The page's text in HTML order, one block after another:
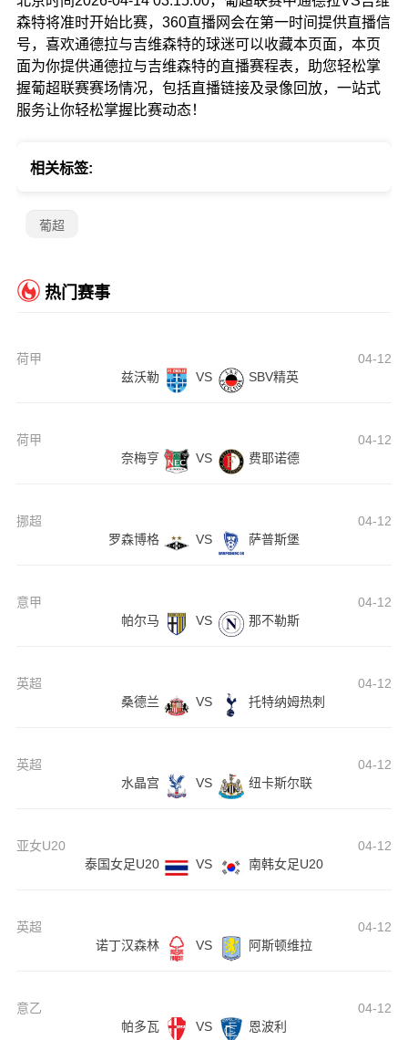
森特将准时开始比赛，360直播网会在第一时间提供直播信
号，喜欢通德拉与吉维森特的球迷可以收藏本页面，本页
面为你提供通德拉与吉维森特的直播赛程表，助您轻松掌
握葡超联赛赛场情况，包括直播链接及录像回放，一站式
服务让你轻松掌握比赛动态！
相关标签:
葡超
热门赛事
荷甲
04-12
兹沃勒
VS SBV精英
荷甲
04-12
奈梅亨
VS 费耶诺德
挪超
04-12
罗森博格
VS 萨普斯堡
意甲
04-12
帕尔马
VS 那不勒斯
英超
04-12
桑德兰
VS 托特纳姆热刺
英超
04-12
水晶宫
VS 纽卡斯尔联
亚女U20
04-12
泰国女足U20
VS 南韩女足U20
英超
04-12
诺丁汉森林
VS 阿斯顿维拉
意乙
04-12
帕多瓦
VS 恩波利